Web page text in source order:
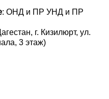
: ОНД и ПР УНД и ПР
г. Кизилюрт, ул.
3 этаж)